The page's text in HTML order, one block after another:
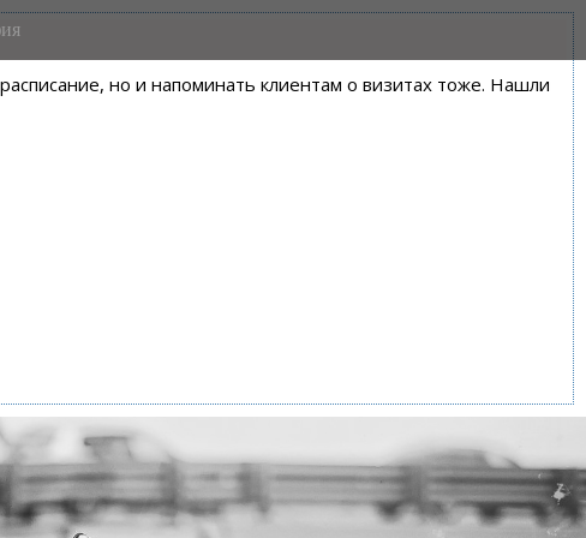
но и напоминать клиентам о визитах тоже. Нашли